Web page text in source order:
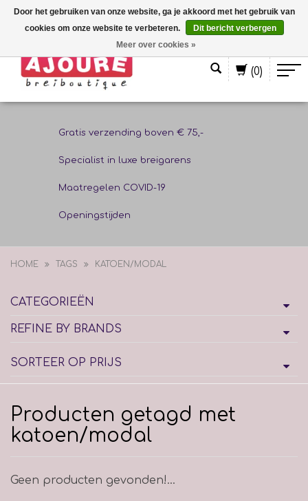
(0)
Gratis verzending boven € 75,-
Specialist in luxe breigarens
Maatregelen COVID-19
Openingstijden
HOME TAGS KATOEN/MODAL
CATEGORIEËN
REFINE BY BRANDS
SORTEER OP PRIJS
Producten getagd met
katoen/modal
Geen producten gevonden!...
Door het gebruiken van onze website, ga je akkoord met het gebruik van
cookies om onze website te verbeteren.
Dit bericht verbergen
Meer over cookies »